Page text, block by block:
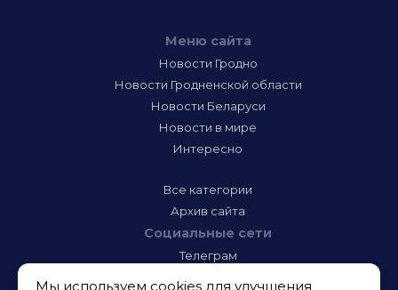
Меню сайта
Новости Гродно
Новости Гродненской области
Новости Беларуси
Новости в мире
Интересно
Все категории
Архив сайта
Социальные сети
Телеграм
Мы используем cookies для улучшения